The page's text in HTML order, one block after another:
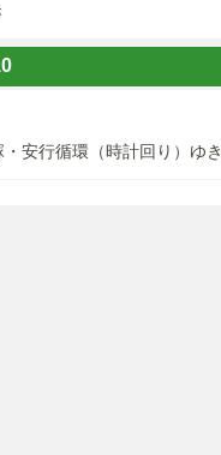
安行循環（時計回り）ゆき